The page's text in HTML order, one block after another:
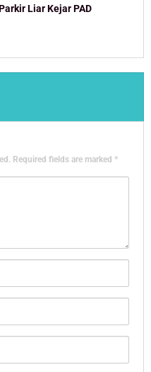
Liar Kejar PAD
Required fields are marked *